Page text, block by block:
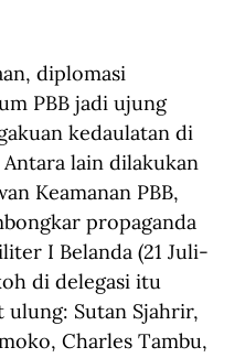
diplomasi
PBB jadi ujung
kedaulatan di
lain dilakukan
Keamanan PBB,
propaganda
I Belanda (21 Juli-
di delegasi itu
ulung: Sutan Sjahrir,
Charles Tambu,